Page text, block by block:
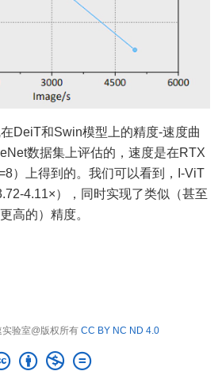
DeiT和Swin模型上的精度-速度曲
数据集上评估的，速度是在RTX
）上得到的。我们可以看到，I-ViT
4.11×），同时实现了类似（甚至
更高的）精度。
验室@版权所有 CC BY NC ND 4.0